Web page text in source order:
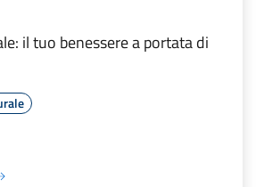
il tuo benessere a portata di